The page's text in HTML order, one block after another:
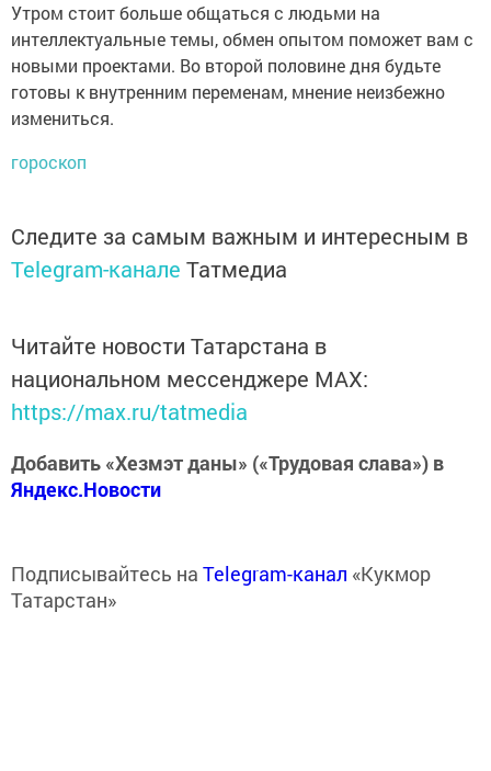
Утром стоит больше общаться с людьми на
интеллектуальные темы, обмен опытом поможет вам с
новыми проектами. Во второй половине дня будьте
готовы к внутренним переменам, мнение неизбежно
измениться.
гороскоп
Следите за самым важным и интересным в
Telegram-канале Татмедиа
Читайте новости Татарстана в
национальном мессенджере MАХ:
https://max.ru/tatmedia
Добавить «Хезмэт даны» («Трудовая слава») в
Яндекс.Новости
Подписывайтесь на Telegram-канал «Кукмор
Татарстан»